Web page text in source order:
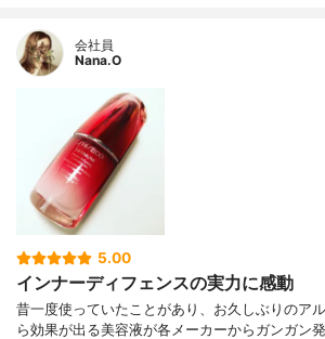
会社員
Nana.O
5.00
インナーディフェンスの実力に感動
昔一度使っていたことがあり、お久しぶりのア
ら効果が出る美容液が各メーカーからガンガン